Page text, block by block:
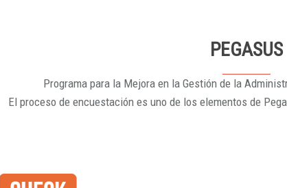
PEGASUS
Programa para la Mejora en la Gestión de la
El proceso de encuestación es uno de los elementos de